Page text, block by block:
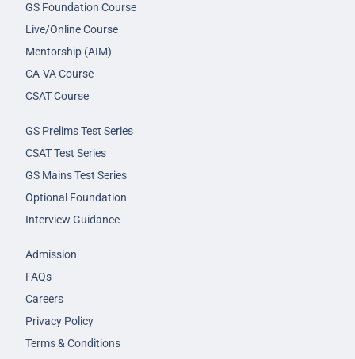
GS Foundation Course
Live/Online Course
Mentorship (AIM)
CA-VA Course
CSAT Course
GS Prelims Test Series
CSAT Test Series
GS Mains Test Series
Optional Foundation
Interview Guidance
Admission
FAQs
Careers
Privacy Policy
Terms & Conditions